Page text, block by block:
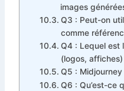
images
Q3 : Peut-on
comme
Q4 : Lequel est
(logos, affiches)
Q5 :
Q6 : Qu’est-ce